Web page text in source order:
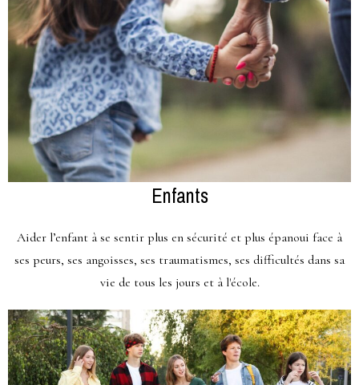
Enfants
Aider l’enfant à se sentir plus en sécurité et plus épanoui face à
ses peurs, ses angoisses, ses traumatismes, ses difficultés dans sa
vie de tous les jours et à l'école.